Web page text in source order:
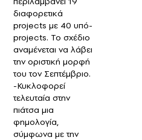
διαφορετικά
projects με 40 υπό-
projects. Το σχέδιο
αναμένεται να λάβει
την οριστική μορφή
του τον Σεπτέμβριο.
-Κυκλοφορεί
τελευταία στην
πιάτσα μια
φημολογία,
σύμφωνα με την